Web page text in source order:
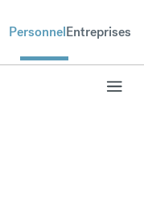
PersonnelEntreprises